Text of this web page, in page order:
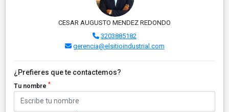
CESAR AUGUSTO MENDEZ REDONDO
3203885182
gerencia@elsitioindustrial.com
¿Prefieres que te contactemos?
Tu nombre *